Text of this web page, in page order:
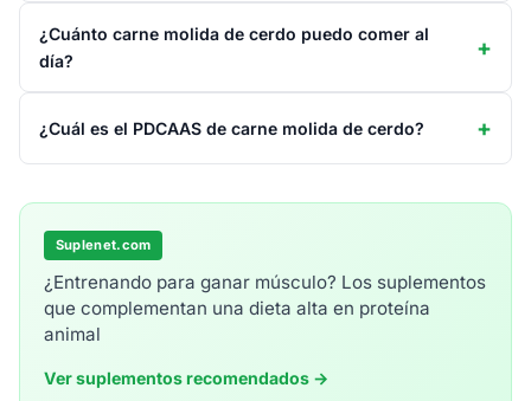
¿Cuánto carne molida de cerdo puedo comer al
día?
¿Cuál es el PDCAAS de carne molida de cerdo?
Suplenet.com
¿Entrenando para ganar músculo? Los suplementos
que complementan una dieta alta en proteína
animal
Ver suplementos recomendados →